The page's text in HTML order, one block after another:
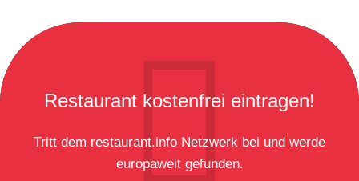
Restaurant kostenfrei eintragen!
Tritt dem restaurant.info Netzwerk bei und werde
europaweit gefunden.